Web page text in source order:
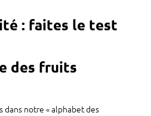
: faites le test
des fruits
dans notre « alphabet des